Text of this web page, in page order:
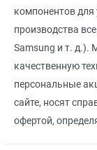
компонентов для
производства
Samsung и т. д.).
качественную
персональные
сайте, носят
офертой,